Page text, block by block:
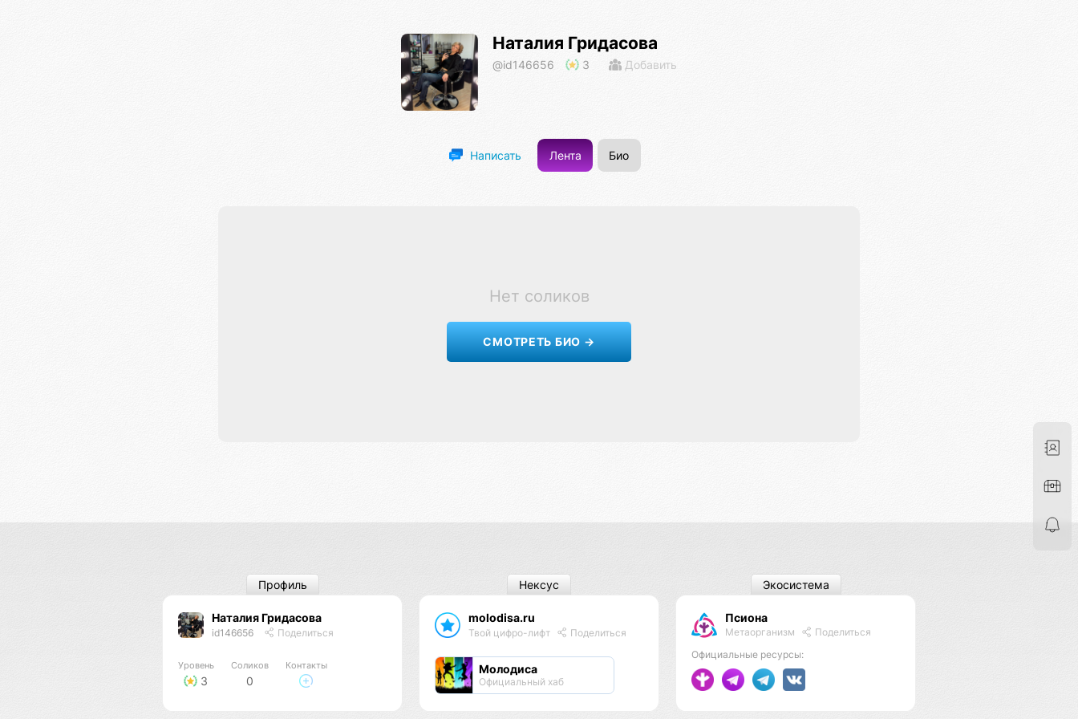
Наталия Гридасова
@id146656 3 Добавить
Написать Лента Био
Нет соликов
СМОТРЕТЬ БИО →
Наталия Гридасова
id146656 Поделиться
Уровень
3
Соликов
0
Контакты
Профиль
molodisa.ru
Твой цифро-лифт Поделиться
Молодиса
Официальный хаб
Нексус
Псиона
Метаорганизм
Поделиться
Официальные ресурсы:
Экосистема